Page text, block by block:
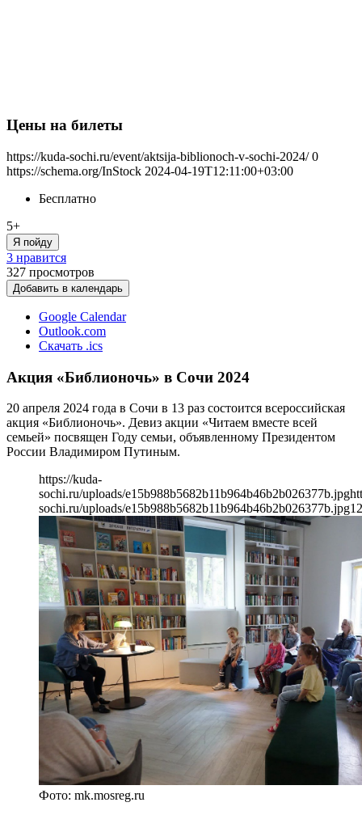
Цены на билеты
https://kuda-sochi.ru/event/aktsija-biblionoch-v-sochi-2024/ 0
https://schema.org/InStock 2024-04-19T12:11:00+03:00
Бесплатно
5+
Я пойду
3 нравится
327 просмотров
Добавить в календарь
Google Calendar
Outlook.com
Скачать .ics
Акция «Библионочь» в Сочи 2024
20 апреля 2024 года в Сочи в 13 раз состоится всероссийская
акция «Библионочь». Девиз акции «Читаем вместе всей
семьей» посвящен Году семьи, объявленному Президентом
России Владимиром Путиным.
https://kuda-
sochi.ru/uploads/e15b988b5682b11b964b46b2b026377b.jpg
sochi.ru/uploads/e15b988b5682b11b964b46b2b026377b.jpg
Фото: mk.mosreg.ru